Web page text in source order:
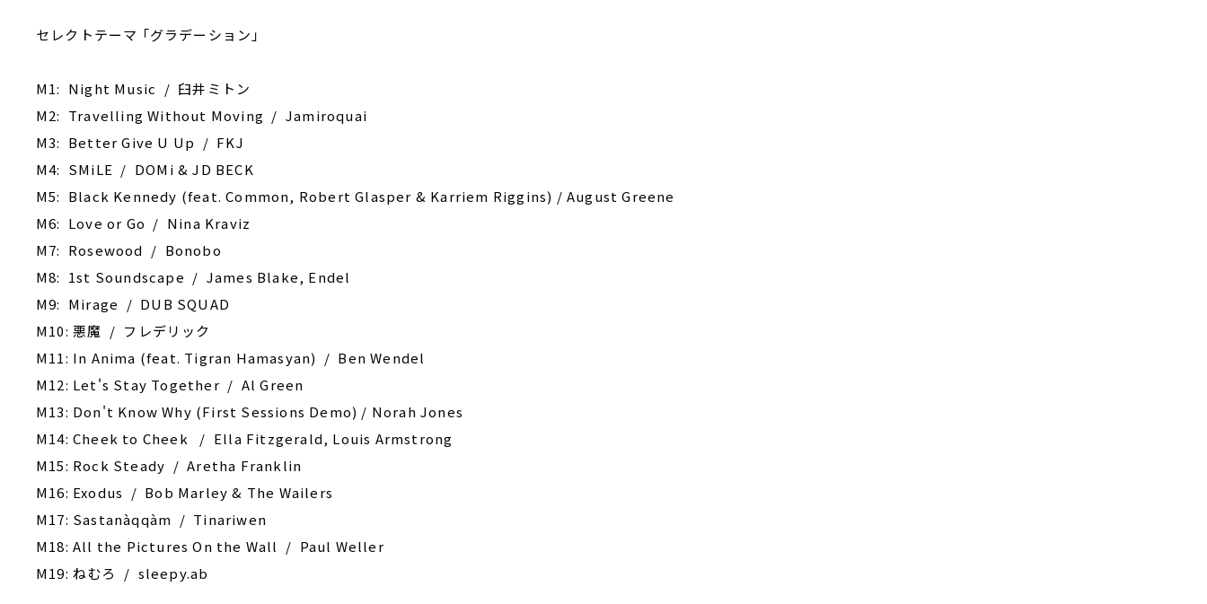
セレクトテーマ 「グラデーション」
M1: Night Music / 臼井ミトン
M2: Travelling Without Moving / Jamiroquai
M3: Better Give U Up / FKJ
M4: SMiLE / DOMi & JD BECK
M5: Black Kennedy (feat. Common, Robert Glasper & Karriem Riggins) / August Greene
M6: Love or Go / Nina Kraviz
M7: Rosewood / Bonobo
M8: 1st Soundscape / James Blake, Endel
M9: Mirage / DUB SQUAD
M10: 悪魔 / フレデリック
M11: In Anima (feat. Tigran Hamasyan) / Ben Wendel
M12: Let's Stay Together / Al Green
M13: Don't Know Why (First Sessions Demo) / Norah Jones
M14: Cheek to Cheek / Ella Fitzgerald, Louis Armstrong
M15: Rock Steady / Aretha Franklin
M16: Exodus / Bob Marley & The Wailers
M17: Sastanàqqàm / Tinariwen
M18: All the Pictures On the Wall / Paul Weller
M19: ねむろ / sleepy.ab